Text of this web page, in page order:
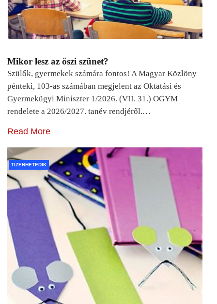
Mikor lesz az őszi szünet?
Szülők, gyermekek számára fontos! A Magyar Közlöny
pénteki, 103-as számában megjelent az Oktatási és
Gyermekügyi Miniszter 1/2026. (VII. 31.) OGYM
rendelete a 2026/2027. tanév rendjéről.…
Read More
TIZENHETEDIK